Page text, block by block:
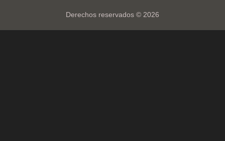
Derechos reservados © 2026